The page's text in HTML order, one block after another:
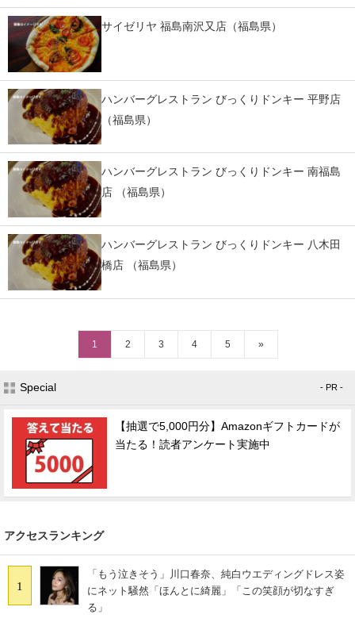
サイゼリヤ 福島南沢又店（福島県）
ハンバーグレストラン びっくりドンキー 平野店
（福島県）
ハンバーグレストラン びっくりドンキー 南福島
店 （福島県）
ハンバーグレストラン びっくりドンキー 八木田
橋店 （福島県）
1 2 3 4 5 »
Special - PR -
【抽選で5,000円分】Amazonギフトカードが
当たる！読者アンケート実施中
アクセスランキング
1
「もう泣きそう」川口春奈、純白ウエディングドレス姿
にネット騒然「ほんとに綺麗」「この笑顔が切なすぎ
る」